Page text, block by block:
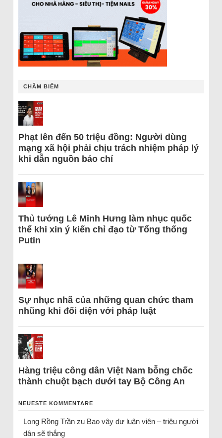
CHÂM BIẾM
Phạt lên đến 50 triệu đồng: Người dùng
mạng xã hội phải chịu trách nhiệm pháp lý
khi dẫn nguồn báo chí
Thủ tướng Lê Minh Hưng làm nhục quốc
thể khi xin ý kiến chỉ đạo từ Tổng thống
Putin
Sự nhục nhã của những quan chức tham
nhũng khi đối diện với pháp luật
Hàng triệu công dân Việt Nam bỗng chốc
thành chuột bạch dưới tay Bộ Công An
NEUESTE KOMMENTARE
Long Rồng Trầnzu Bao vây dư luận viên – triệu người
dân sẽ thắng